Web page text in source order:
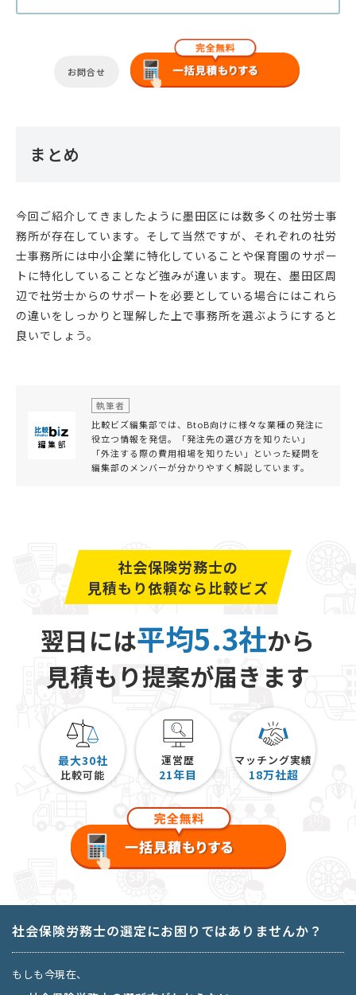
お問合せ
まとめ
今回ご紹介してきましたように墨田区には数多くの社労士事
務所が存在しています。そして当然ですが、それぞれの社労
士事務所には中小企業に特化していることや保育園のサポー
トに特化していることなど強みが違います。現在、墨田区周
辺で社労士からのサポートを必要としている場合にはこれら
の違いをしっかりと理解した上で事務所を選ぶようにすると
良いでしょう。
執筆者
比較ビズ編集部では、BtoB向けに様々な業種の発注に
役立つ情報を発信。「発注先の選び方を知りたい」
「外注する際の費用相場を知りたい」といった疑問を
編集部のメンバーが分かりやすく解説しています。
社会保険労務士の
見積もり依頼なら比較ビズ
翌日には平均5.3社から
見積もり提案が届きます
最大30社
比較可能
運営歴
21年目
マッチング実績
18万社超
社会保険労務士の選定にお困りではありませんか？
もしも今現在、